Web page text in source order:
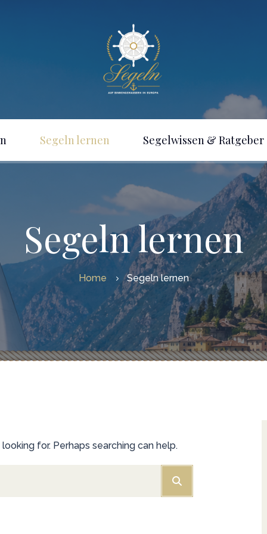
Segeln lernen Segelwissen & Ratgeber
Ausrüstung & Sicherheit
Segeln in der
Schwangerschaft – Darauf
sollten werdende Mütter
achten
in
Segeln lernen
Home Segeln lernen
for. Perhaps searching can help.